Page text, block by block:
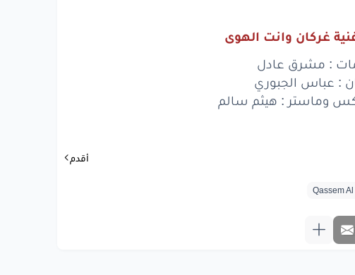
عليمنشيبت
نصوحه وتوبت
مااصرفوكت
تظل
بيك
غركان وانت الهوى
: مشرق عادل
: عباس الجبوري
وماستر : هيثم سالم
أقدم